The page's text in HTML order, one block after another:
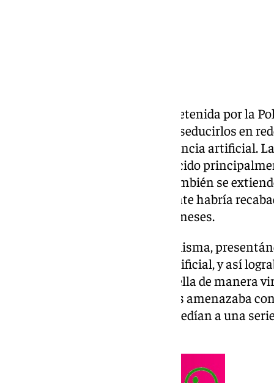
Una mujer de 26 años ha sido detenida por la
extorsionar a 311 hombres tras seducirlos en
su cuerpo realizado con inteligencia artificial.
hechos delictivos se han producido
Guipúzcoa y Málaga, aunque también se
país. Se calcula que la delincuente habría
chantajes en un plazo de ocho meses.
Creó una imagen ficticia de sí misma,
irreal, obra de la inteligencia artificial, y así
víctimas que contactaban con ella de manera
imágenes de carácter sexual, los amenazaba
familiares y conocidos si no accedían a una